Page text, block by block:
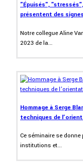
"Épuisés",
présentent des
Notre collegue Aline
2023 de la...
Hommage à Serge
techniques de
Ce séminaire se donne
institutions et...